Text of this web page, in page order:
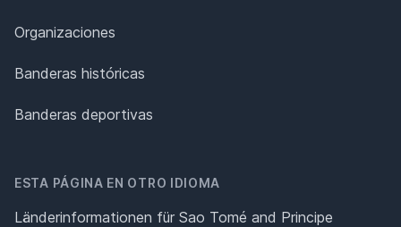
Organizaciones
Banderas históricas
Banderas deportivas
ESTA PÁGINA EN OTRO IDIOMA
Länderinformationen für Sao Tomé and Principe